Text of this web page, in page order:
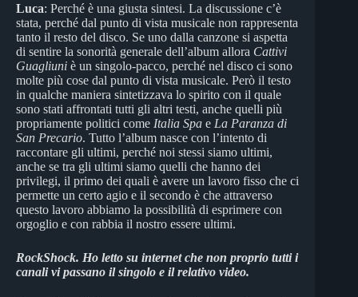
Luca: Perché è una giusta sintesi. La discussione c’è
stata, perché dal punto di vista musicale non rappresenta
tanto il resto del disco. Se uno dalla canzone si aspetta
di sentire la sonorità generale dell’album allora Cattivi
Guagliuni è un singolo-pacco, perché nel disco ci sono
molte più cose dal punto di vista musicale. Però il testo
in qualche maniera sintetizzava lo spirito con il quale
sono stati affrontati tutti gli altri testi, anche quelli più
propriamente politici come Italia Spa e La Paranza di
San Precario. Tutto l’album nasce con l’intento di
raccontare gli ultimi, perché noi stessi siamo ultimi,
anche se tra gli ultimi siamo quelli che hanno dei
privilegi, il primo dei quali è avere un lavoro fisso che ci
permette un certo agio e il secondo è che attraverso
questo lavoro abbiamo la possibilità di esprimere con
orgoglio e con rabbia il nostro essere ultimi.
RockShock. Ho letto su internet che non proprio tutti i
canali vi passano il singolo e il relativo video.